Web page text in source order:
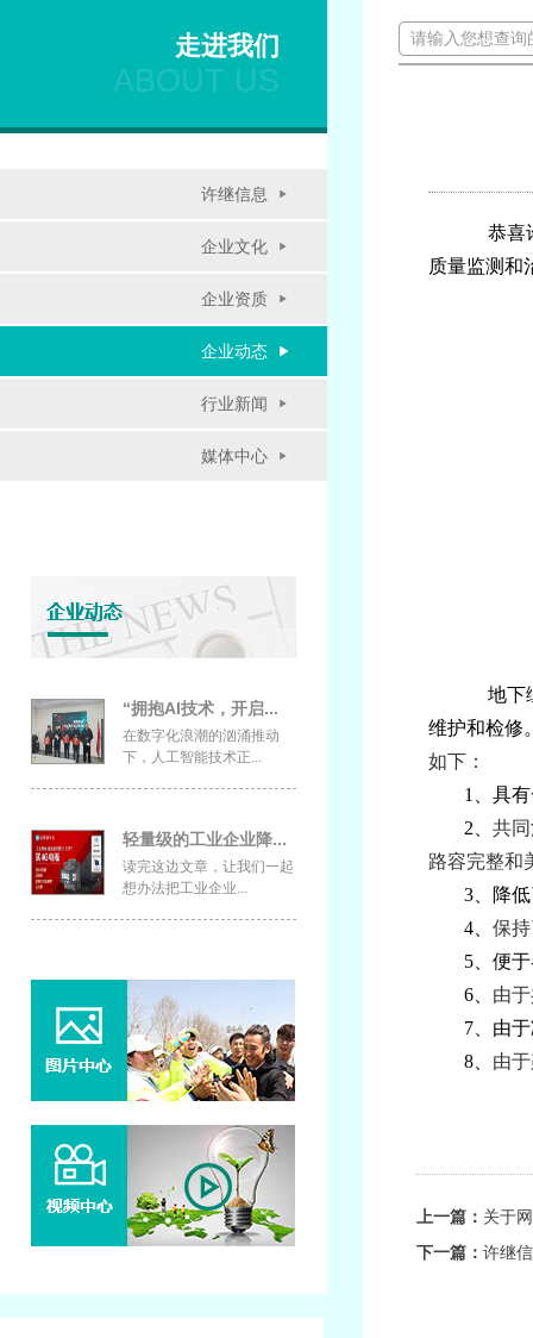
走进我们
ABOUT US
许继信息
企业文化
企业资质
企业动态
行业新闻
媒体中心
“拥抱AI技术，开启...
在数字化浪潮的汹涌推动
下，人工智能技术正...
轻量级的工业企业降...
读完这边文章，让我们一起
想办法把工业企业...
恭喜
质量监测和
地下
维护和检修
如下：
1、具
2、 共
路容完整和
3、降
4、 保
5、便
6、 由
7、由
8、 由
上一篇： 关于
下一篇： 许继